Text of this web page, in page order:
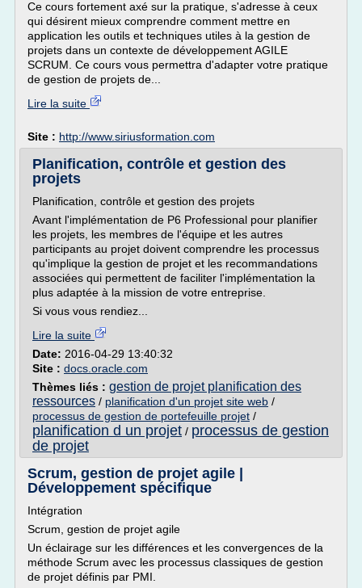
Ce cours fortement axé sur la pratique, s'adresse à ceux
qui désirent mieux comprendre comment mettre en
application les outils et techniques utiles à la gestion de
projets dans un contexte de développement AGILE
SCRUM. Ce cours vous permettra d'adapter votre pratique
de gestion de projets de...
Lire la suite
Site : http://www.siriusformation.com
Planification, contrôle et gestion des
projets
Planification, contrôle et gestion des projets
Avant l'implémentation de P6 Professional pour planifier
les projets, les membres de l'équipe et les autres
participants au projet doivent comprendre les processus
qu'implique la gestion de projet et les recommandations
associées qui permettent de faciliter l'implémentation la
plus adaptée à la mission de votre entreprise.
Si vous vous rendiez...
Lire la suite
Date: 2016-04-29 13:40:32
Site : docs.oracle.com
Thèmes liés : gestion de projet planification des
ressources / planification d'un projet site web /
processus de gestion de portefeuille projet /
planification d un projet / processus de gestion
de projet
Scrum, gestion de projet agile |
Développement spécifique
Intégration
Scrum, gestion de projet agile
Un éclairage sur les différences et les convergences de la
méthode Scrum avec les processus classiques de gestion
de projet définis par PMI.